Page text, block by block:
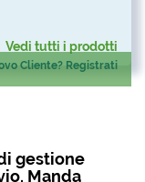
Vedi tutti i prodotti
Cliente? Registrati
gestione
Manda